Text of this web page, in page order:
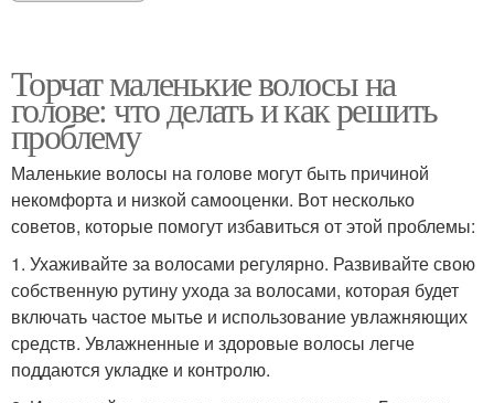
Торчат маленькие волосы на
голове: что делать и как решить
проблему
Маленькие волосы на голове могут быть причиной
некомфорта и низкой самооценки. Вот несколько
советов, которые помогут избавиться от этой проблемы:
1. Ухаживайте за волосами регулярно. Развивайте свою
собственную рутину ухода за волосами, которая будет
включать частое мытье и использование увлажняющих
средств. Увлажненные и здоровые волосы легче
поддаются укладке и контролю.